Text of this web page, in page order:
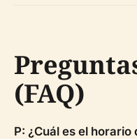
(FAQ)
P: ¿Cuál es el horario